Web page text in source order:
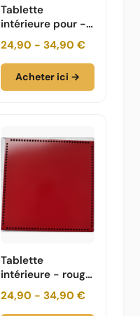
Tablette
intérieure pour -
orange pur RAL
2004
24,90 - 34,90 €
Acheter ici →
Tablette
intérieure - rouge
rubis RAL 3003
24,90 - 34,90 €